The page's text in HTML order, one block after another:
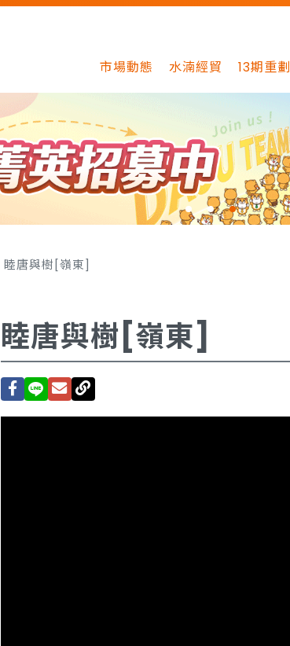
市場動態 水湳經貿 13期重劃
睦唐與樹[嶺東]
睦唐與樹[嶺東]